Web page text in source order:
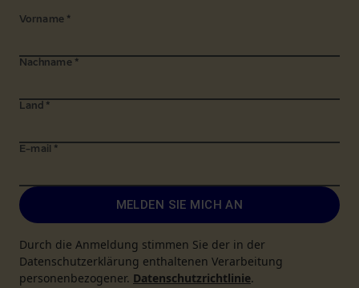
Vorname *
Nachname *
Land *
E-mail *
MELDEN SIE MICH AN
Durch die Anmeldung stimmen Sie der in der
Datenschutzerklärung enthaltenen Verarbeitung
personenbezogener. Datenschutzrichtlinie.